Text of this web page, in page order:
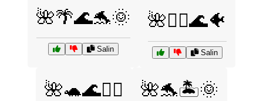
🌺🌴🌊🐬🌞
Salin
🌺🏄‍♀️🌊🐠
Salin
🌺🐢🌊🏄‍♀️ 🌺🐬🏝️🌞